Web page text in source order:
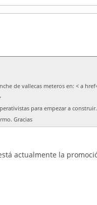
de vallecas meteros en: < a
para empezar a
Gracias
actualmente la